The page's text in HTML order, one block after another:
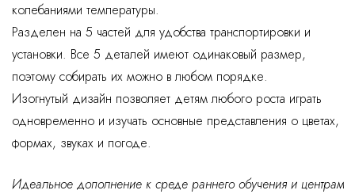
колебаниями температуры.
Разделен на 5 частей для удобства транспортировки и
установки. Все 5 деталей имеют одинаковый размер,
поэтому собирать их можно в любом порядке.
Изогнутый дизайн позволяет детям любого роста играть
одновременно и изучать основные представления о цветах,
формах, звуках и погоде.
Идеальное дополнение к среде раннего обучения и центрам